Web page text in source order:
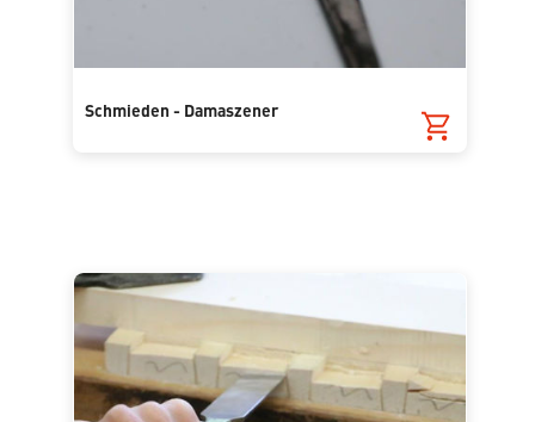
Schmieden - Damaszener